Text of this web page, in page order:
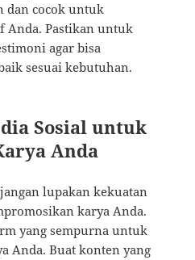
dan cocok untuk
Anda. Pastikan untuk
agar bisa
sesuai kebutuhan.
Sosial untuk
Anda
lupakan kekuatan
karya Anda.
yang sempurna untuk
Anda. Buat konten yang